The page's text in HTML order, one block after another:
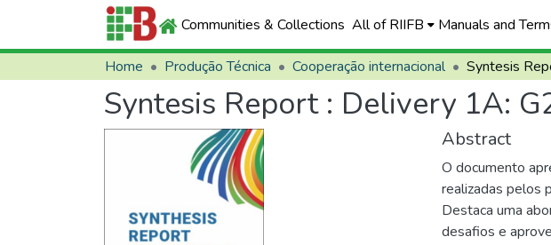
Communities & Collections All of RIIFB Manuals and
Home Produção Técnica Cooperação internacional
Syntesis Report : Delivery 1A:
Abstract
O documento
realizadas pelos
Destaca uma
desafios e